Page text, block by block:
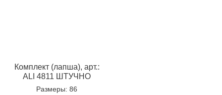
Комплект (лапша), арт.:
ALI 4811 ШТУЧНО
Размеры: 86